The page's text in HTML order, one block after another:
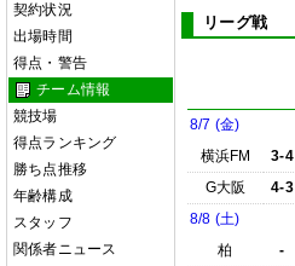
契約状況
出場時間
得点・警告
チーム情報
競技場
得点ランキング
勝ち点推移
年齢構成
スタッフ
関係者ニュース
リーグ戦
8/7 (金)
横浜FM
3-4
G大阪
4-3
8/8 (土)
柏
-